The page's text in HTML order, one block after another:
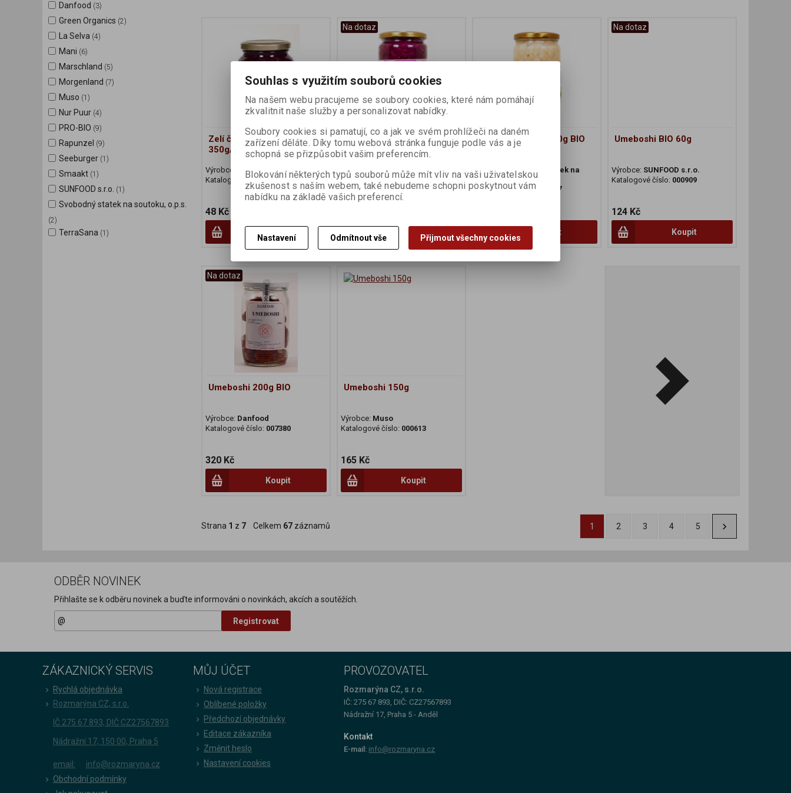
Danfood (3)
Green Organics (2)
La Selva (4)
Mani (6)
Marschland (5)
Morgenland (7)
Muso (1)
Nur Puur (4)
PRO-BIO (9)
Rapunzel (9)
Seeburger (1)
Smaakt (1)
SUNFOOD s.r.o. (1)
Svobodný statek na soutoku, o.p.s.
(2)
TerraSana (1)
Zelí červené sterilované
350g/240g DEMETER
Výrobce:
Nur Puur
Katalogové číslo:002406
48 Kč
Na dotaz
Zelí červené kysané 660g
BIO
Výrobce: Svobodný statek na
soutoku, o.p.s.
Katalogové číslo:008218
Zelí bílé kysané 670g BIO
Výrobce: Svobodný statek na
soutoku, o.p.s.
Katalogové číslo:
006167
Koupit
Na dotaz
Umeboshi BIO 60g
Výrobce: SUNFOOD s.r.o.
Katalogové číslo: 000909
124 Kč
Koupit
Na dotaz
Umeboshi 200g BIO
Výrobce: Danfood
Katalogové číslo: 007380
320 Kč
Koupit
Umeboshi 150g
Výrobce: Muso
Katalogové číslo: 000613
165 Kč
Koupit
Strana 1 z 7 Celkem 67 záznamů 1 2 3 4 5
ODBĚR NOVINEK
Přihlašte se k odběru novinek a buďte informováni o novinkách, akcích a soutěžích.
Registrovat
ZÁKAZNICKÝ SERVIS
Rychlá objednávka
Rozmarýna CZ, s.r.o.
IČ 275 67 893, DIČ CZ27567893
Nádražní 17, 150 00, Praha 5
email:
info@rozmaryna.cz
Obchodní podmínky
MŮJ ÚČET
Nová registrace
Oblíbené položky
Předchozí objednávky
Editace zákazníka
Změnit heslo
Nastavení cookies
PROVOZOVATEL
Rozmarýna CZ, s.r.o.
IČ: 275 67 893, DIČ: CZ27567893
Nádražní 17, Praha 5 - Anděl
Kontakt
E-mail: info@rozmaryna.cz
Souhlas s využitím souborů cookies
Na našem webu pracujeme se soubory cookies, které nám pomáhají
zkvalitnit naše služby a personalizovat nabídky.
Soubory cookies si pamatují, co a jak ve svém prohlížeči na daném
zařízení děláte. Díky tomu webová stránka funguje podle vás a je
schopná se přizpůsobit vašim preferencím.
Blokování některých typů souborů může mít vliv na vaši uživatelskou
zkušenost s naším webem, také nebudeme schopni poskytnout vám
nabídku na základě vašich preferencí.
Nastavení Odmítnout vše Přijmout všechny cookies